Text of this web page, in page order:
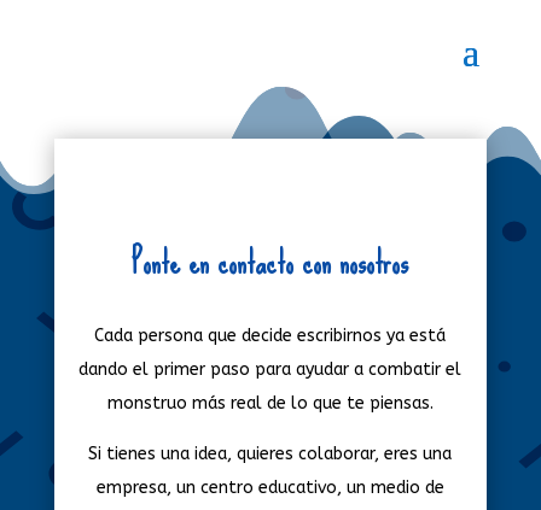
Ponte en contacto con nosotros
Cada persona que decide escribirnos ya está
dando el primer paso para ayudar a combatir el
monstruo más real de lo que te piensas.
Si tienes una idea, quieres colaborar, eres una
empresa, un centro educativo, un medio de